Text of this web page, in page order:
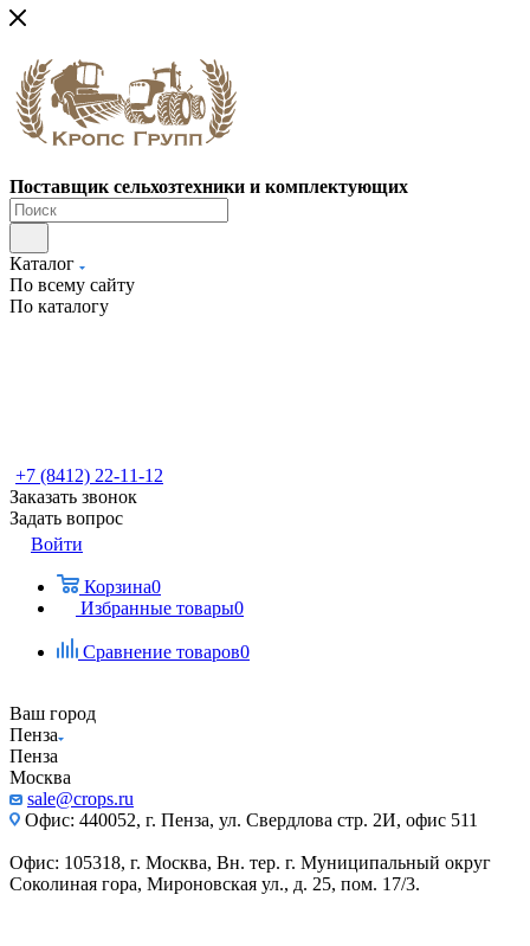
Поставщик сельхозтехники и комплектующих
Каталог
По всему сайту
По каталогу
+7 (8412) 22-11-12
Заказать звонок
Задать вопрос
Войти
Корзина0
Избранные товары0
Сравнение товаров0
Ваш город
Пенза
Пенза
Москва
sale@crops.ru
Офис: 440052, г. Пенза, ул. Свердлова стр. 2И, офис 511
Офис: 105318, г. Москва, Вн. тер. г. Муниципальный округ
Соколиная гора, Мироновская ул., д. 25, пом. 17/3.